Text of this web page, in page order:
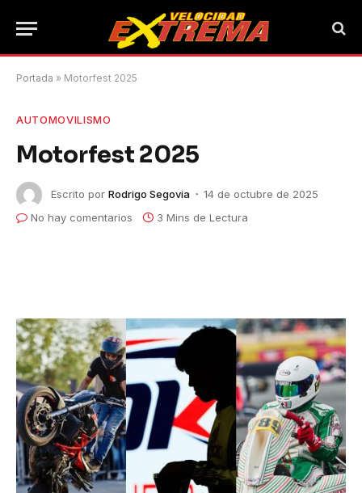
Portada » Motorfest 2025
AUTOMOVILISMO
Motorfest 2025
Escrito por Rodrigo Segovia
14 de octubre de 2025
No hay comentarios
3 Mins de Lectura